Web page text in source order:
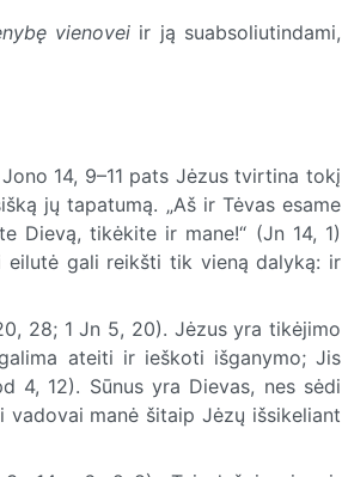
vienovei ir ją suabsoliutindami,
Jono 14, 9–11 pats Jėzus tvirtina tokį
jų tapatumą. „Aš ir Tėvas esame
Dievą, tikėkite ir mane!“ (Jn 14, 1)
eilutė gali reikšti tik vieną dalyką: ir
28; 1 Jn 5, 20). Jėzus yra tikėjimo
ateiti ir ieškoti išganymo; Jis
4, 12). Sūnus yra Dievas, nes sėdi
vadovai manė šitaip Jėzų išsikeliant